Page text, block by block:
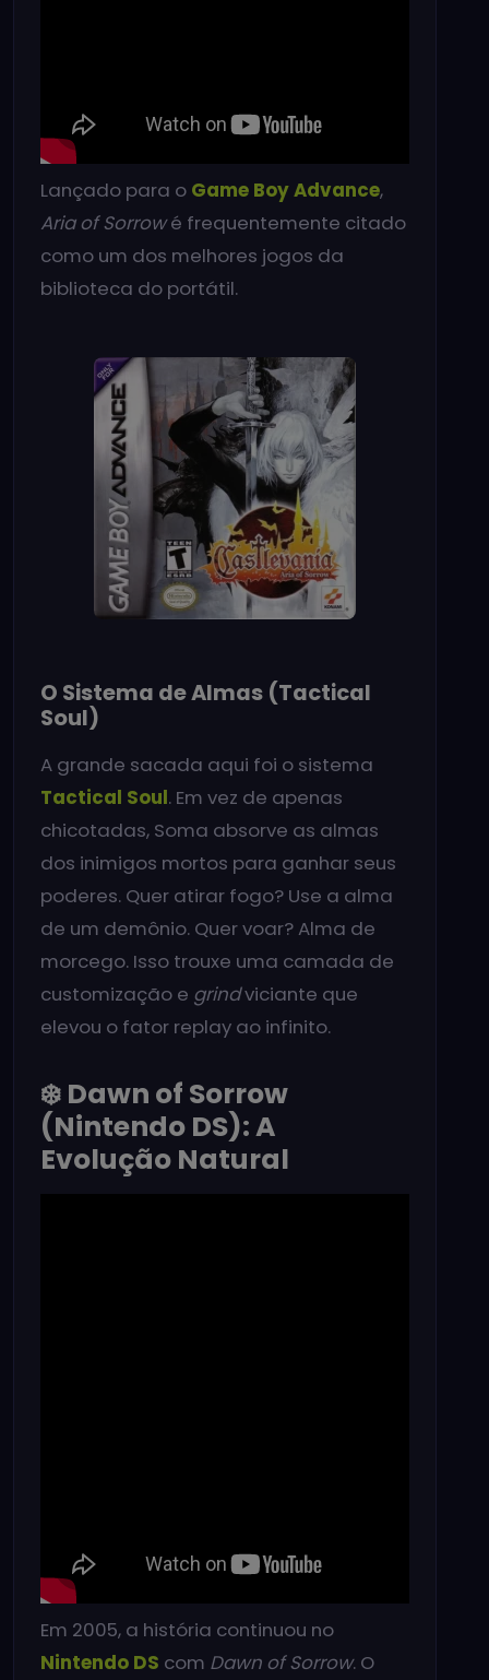
Lançado para o Game Boy Advance,
Aria of Sorrowé frequentemente citado
como um dos melhores jogos da
biblioteca do portátil.
O Sistema de Almas (Tactical
Soul)
A grande sacada aqui foi o sistema
Tactical Soul. Em vez de apenas
chicotadas, Soma absorve as almas
dos inimigos mortos para ganhar seus
poderes. Quer atirar fogo? Use a alma
de um demônio. Quer voar? Alma de
morcego. Isso trouxe uma camada de
customização e grindviciante que
elevou o fator replay ao infinito.
❄️ Dawn of Sorrow
(Nintendo DS): A
Evolução Natural
Em 2005, a história continuou no
Nintendo DS com Dawn of Sorrow. O